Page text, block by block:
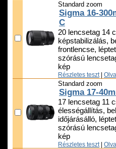
Standard zoom
Sigma 16-
C
20 lencsetag 14
képstabilizálás,
frontlencse,
szórású
kép
Részletes teszt
Standard zoom
Sigma 17-
17 lencsetag 11
élességállítás,
időjárásálló,
szórású
kép
Részletes teszt